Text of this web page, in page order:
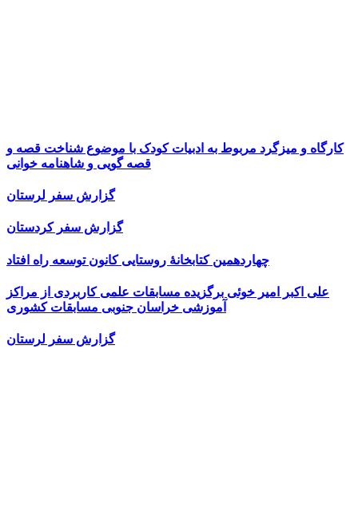
کارگاه و میزگرد مربوط به ادبیات کودک با موضوع شناخت قصه و
قصه گویی و شاهنامه خوانی
گزارش سفر لرستان
گزارش سفر کردستان
چهاردهمین کتابخانۀ روستایی کانون توسعه راه افتاد
علی اکبر امیر خوئی برگزیده مسابقات علمی کاربردی از مراکز
آموزشی خراسان جنوبی مسابقات کشوری
گزارش سفر لرستان